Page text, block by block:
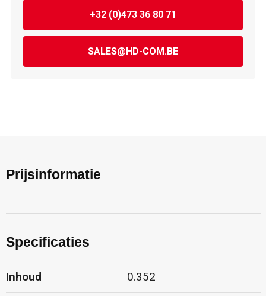
+32 (0)473 36 80 71
SALES@HD-COM.BE
Prijsinformatie
Specificaties
Inhoud 0.352